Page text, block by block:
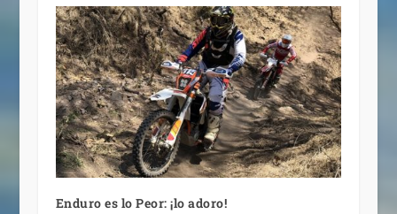
Enduro es lo Peor: ¡lo adoro!